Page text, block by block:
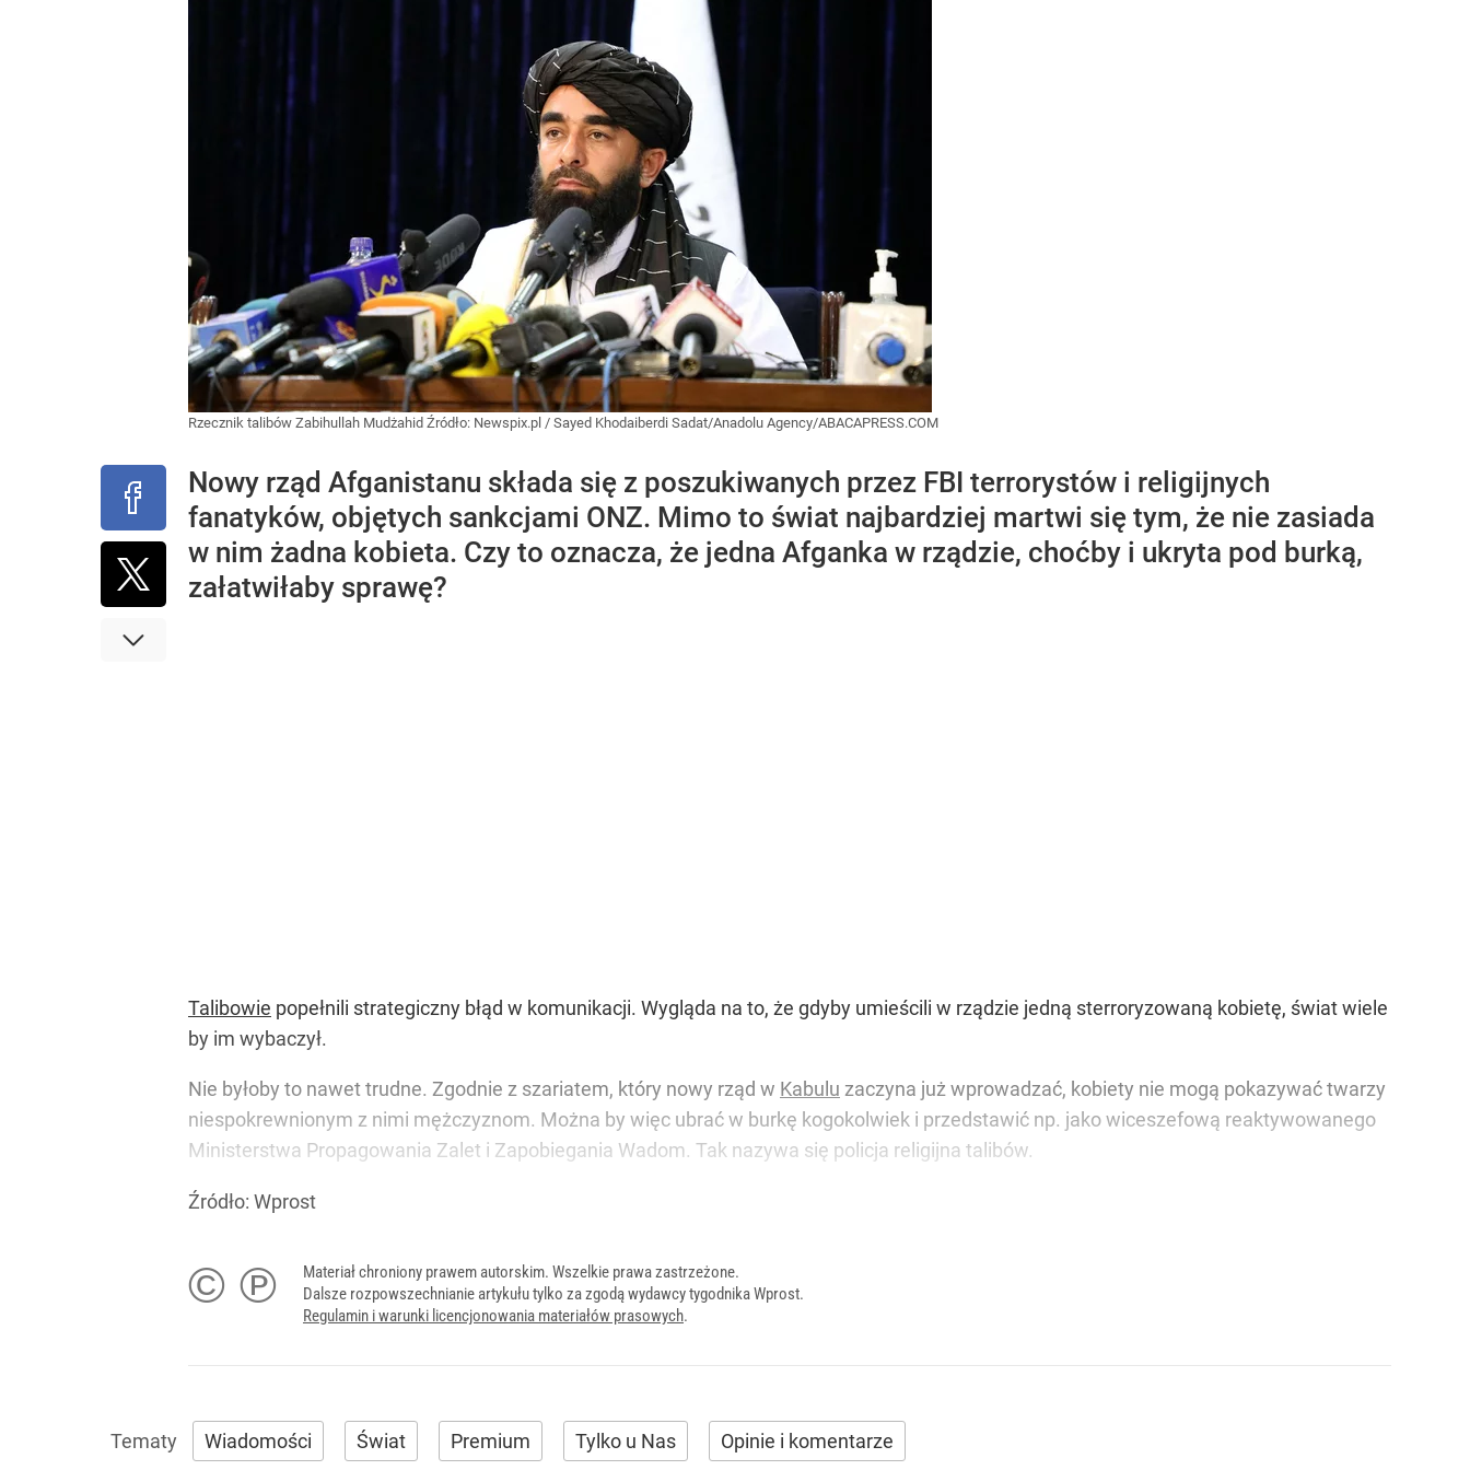
Rzecznik talibów Zabihullah Mudżahid Źródło: Newspix.pl / Sayed Khodaiberdi Sadat/Anadolu Agency/ABACAPRESS.COM
Nowy rząd Afganistanu składa się z poszukiwanych przez FBI terrorystów i religijnych
fanatyków, objętych sankcjami ONZ. Mimo to świat najbardziej martwi się tym, że nie zasiada
w nim żadna kobieta. Czy to oznacza, że jedna Afganka w rządzie, choćby i ukryta pod burką,
załatwiłaby sprawę?
Talibowie popełnili strategiczny błąd w komunikacji. Wygląda na to, że gdyby umieścili w rządzie jedną sterroryzowaną kobietę, świat wiele
by im wybaczył.
Nie byłoby to nawet trudne. Zgodnie z szariatem, który nowy rząd w Kabulu zaczyna już wprowadzać, kobiety nie mogą pokazywać twarzy
niespokrewnionym z nimi mężczyznom. Można by więc ubrać w burkę kogokolwiek i przedstawić np. jako wiceszefową reaktywowanego
Ministerstwa Propagowania Zalet i Zapobiegania Wadom. Tak nazywa się policja religijna talibów.
Źródło: Wprost
© ℗
Materiał chroniony prawem autorskim. Wszelkie prawa zastrzeżone.
Dalsze rozpowszechnianie artykułu tylko za zgodą wydawcy tygodnika Wprost.
Regulamin i warunki licencjonowania materiałów prasowych.
Wiadomości Świat Premium Tylko u Nas Opinie i komentarze